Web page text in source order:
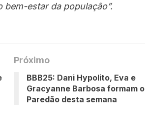
estar da população”.
Próximo
BBB25: Dani Hypolito, Eva e
Gracyanne Barbosa formam o
Paredão desta semana